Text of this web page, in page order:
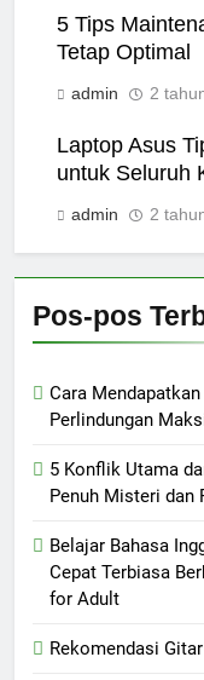
5 Tips
Tetap Optimal
admin 2
Laptop Asus
untuk Seluruh
admin 2
Pos-pos
Cara
Perlindungan
5 Konflik Utama
Penuh Misteri dan
Belajar Bahasa
Cepat Terbiasa
for Adult
Rekomendasi